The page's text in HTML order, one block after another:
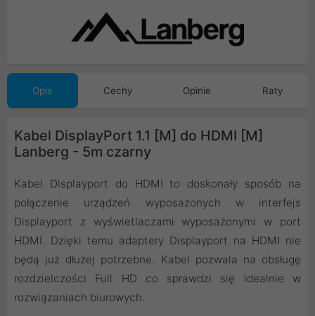
Opis Cechy Opinie Raty
Kabel DisplayPort 1.1 [M] do HDMI [M]
Lanberg - 5m czarny
Kabel Displayport do HDMI to doskonały sposób na
połączenie urządzeń wyposażonych w interfejs
Displayport z wyświetlaczami wyposażonymi w port
HDMI. Dzięki temu adaptery Displayport na HDMI nie
będą już dłużej potrzebne. Kabel pozwala na obsługę
rozdzielczości Full HD co sprawdzi się idealnie w
rozwiązaniach biurowych.